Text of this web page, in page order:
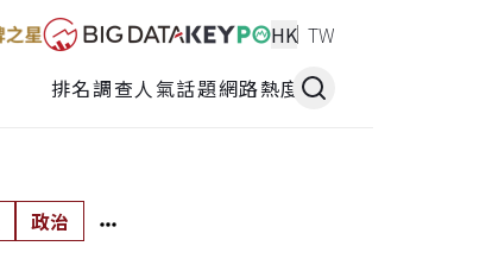
HK TW
排名調查人氣話題網路熱度
政治